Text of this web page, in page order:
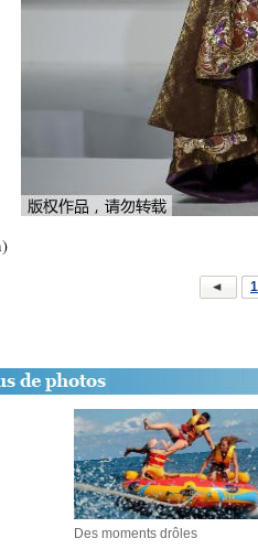
1
Des moments drôles